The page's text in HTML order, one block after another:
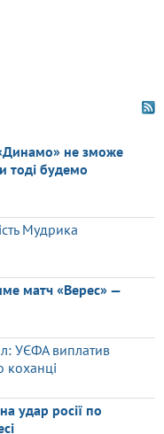
не зможе
тоді будемо
Мудрика
матч «Верес» —
УЄФА виплатив
коханці
удар росії по